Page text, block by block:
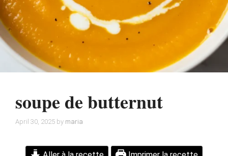
soupe de butternut
April 30, 2025 by maria